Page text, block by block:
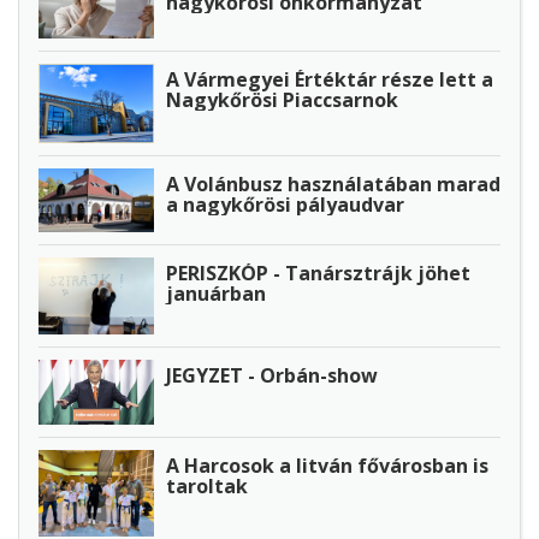
A Vármegyei Értéktár része lett a
Nagykőrösi Piaccsarnok
A Volánbusz használatában marad
a nagykőrösi pályaudvar
PERISZKÓP - Tanársztrájk jöhet
januárban
JEGYZET - Orbán-show
A Harcosok a litván fővárosban is
taroltak